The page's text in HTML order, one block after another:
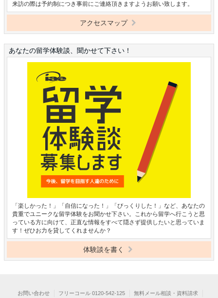
来訪の際は予約制につき事前にご連絡頂きますようお願い致します。
アクセスマップ
あなたの留学体験談、聞かせて下さい！
「楽しかった！」「自信になった！」「びっくりした！」など、あなたの
貴重でユニークな留学体験をお聞かせ下さい。これから留学へ行こうと思
っている方に向けて、正直な情報をすべて隠さず提供したいと思っていま
す！ぜひお力を貸してくれませんか？
体験談を書く
お問い合わせ フリーコール 0120-542-125 無料メール相談・資料請求